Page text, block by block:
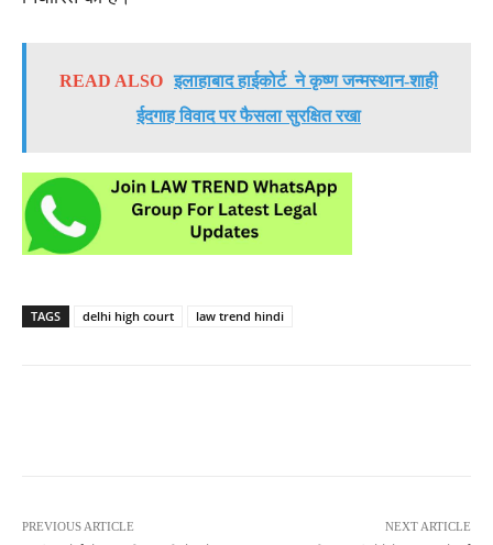
READ ALSO इलाहाबाद हाईकोर्ट ने कृष्ण जन्मस्थान-शाही
ईदगाह विवाद पर फैसला सुरक्षित रखा
TAGS delhi high court law trend hindi
PREVIOUS ARTICLE NEXT ARTICLE